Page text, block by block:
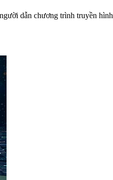
dẫn chương trình truyền hình